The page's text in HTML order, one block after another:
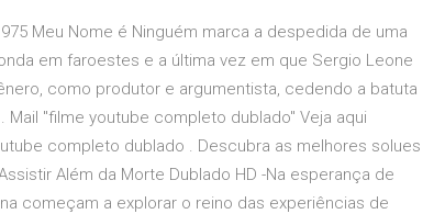
Meu Nome é Ninguém marca a despedida de uma
em faroestes e a última vez em que Sergio Leone
como produtor e argumentista, cedendo a batuta
Mail "filme youtube completo dublado" Veja aqui
completo dublado . Descubra as melhores solues
Além da Morte Dublado HD -Na esperança de
começam a explorar o reino das experiências de